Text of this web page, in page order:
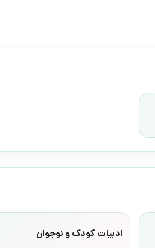
ادبیات کودک و نوجوان